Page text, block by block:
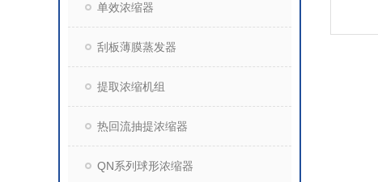
单效浓缩器
刮板薄膜蒸发器
提取浓缩机组
热回流抽提浓缩器
QN系列球形浓缩器